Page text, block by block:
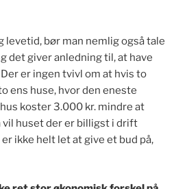
levetid, bør man nemlig også tale
det giver anledning til, at have
er ingen tvivl om at hvis to
ens huse, hvor den eneste
koster 3.000 kr. mindre at
vil huset der er billigst i drift
ikke helt let at give et bud på,